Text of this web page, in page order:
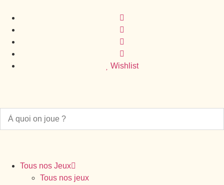
Wishlist
Tous nos Jeux
Tous nos jeux